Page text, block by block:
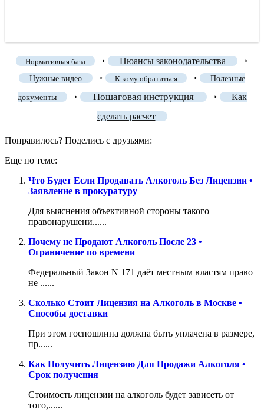
Нормативная база 🠒 Нюансы законодательства 🠒
Нужные видео 🠒 К кому обратиться 🠒 Полезные
документы 🠒 Пошаговая инструкция 🠒
Как
сделать расчет
Понравилось? Поделись с друзьями:
Еще по теме:
Что Будет Если Продавать Алкоголь Без Лицензии •
Заявление в прокуратуру
Для выяснения объективной стороны такого
правонарушени......
Почему не Продают Алкоголь После 23 •
Ограничение по времени
Федеральный Закон N 171 даёт местным властям право
не ......
Сколько Стоит Лицензия на Алкоголь в Москве •
Способы доставки
При этом госпошлина должна быть уплачена в размере,
пр......
Как Получить Лицензию Для Продажи Алкоголя •
Срок получения
Стоимость лицензии на алкоголь будет зависеть от
того,......